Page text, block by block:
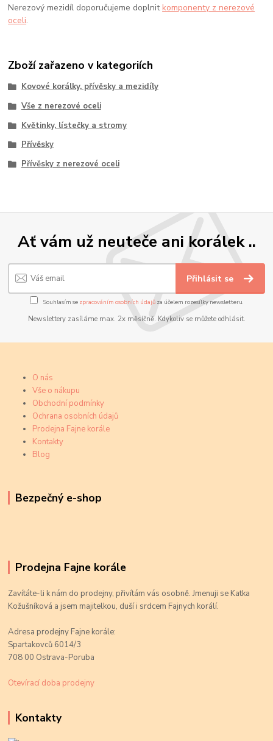
Nerezový mezidíl doporučujeme doplnit komponenty z nerezové
oceli.
Zboží zařazeno v kategoriích
Kovové korálky, přívěsky a mezidíly
Vše z nerezové oceli
Květinky, lístečky a stromy
Přívěsky
Přívěsky z nerezové oceli
Ať vám už neuteče ani korálek ..
Přihlásit se
Souhlasím se zpracováním osobních údajůza účelem rozesílky newsletteru.
Newslettery zasíláme max. 2x měsíčně. Kdykoliv se můžete odhlásit.
O nás
Vše o nákupu
Obchodní podmínky
Ochrana osobních údajů
Prodejna Fajne korále
Kontakty
Blog
Bezpečný e-shop
Prodejna Fajne korále
Zavítáte-li k nám do prodejny, přivítám vás osobně. Jmenuji se Katka
Kožušníková a jsem majitelkou, duší i srdcem Fajnych korálí.
Adresa prodejny Fajne korále:
Spartakovců 6014/3
708 00 Ostrava-Poruba
Otevírací doba prodejny
Kontakty